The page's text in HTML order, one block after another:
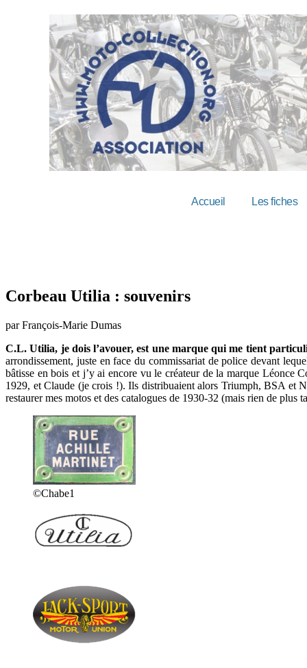
Accueil Les fiches
Corbeau Utilia : souvenirs
par François-Marie Dumas
C.L. Utilia, je dois l’avouer, est une marque qui me tient
arrondissement, juste en face du commissariat de police devant
bâtisse en bois et j’y ai encore vu le créateur de la marque Léonce
1929, et Claude (je crois !). Ils distribuaient alors Triumph, BSA et
restaurer mes motos et des catalogues de 1930-32 (mais rien de
©Chabe1